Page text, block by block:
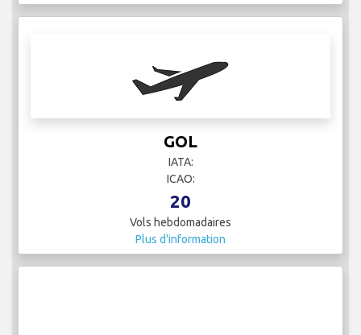
GOL
IATA:
ICAO:
20
Vols hebdomadaires
Plus d'information